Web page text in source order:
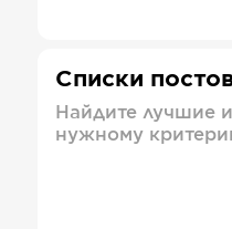
Списки
Найдите лучшие
нужному